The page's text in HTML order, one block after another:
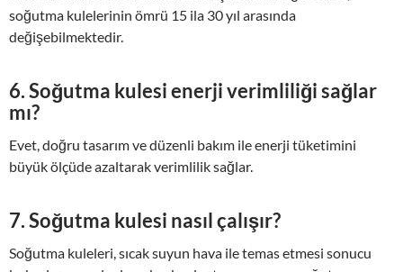
soğutma kulelerinin ömrü 15 ila 30 yıl arasında
değişebilmektedir.
6. Soğutma kulesi enerji verimliliği sağlar
mı?
Evet, doğru tasarım ve düzenli bakım ile enerji tüketimini
büyük ölçüde azaltarak verimlilik sağlar.
7. Soğutma kulesi nasıl çalışır?
Soğutma kuleleri, sıcak suyun hava ile temas etmesi sonucu